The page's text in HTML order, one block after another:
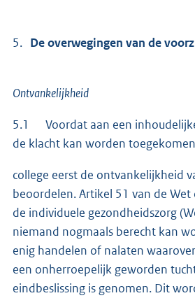
5. De overwegingen van de
Ontvankelijkheid
5.1 Voordat aan een
de klacht kan worden
college eerst de ontvankelijkheid
beoordelen. Artikel 51 van de
de individuele gezondheidszorg
niemand nogmaals berecht kan
enig handelen of nalaten
een onherroepelijk geworden
eindbeslissing is genomen. Dit